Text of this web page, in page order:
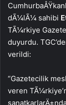
dÃ¼lÃ¼ sahibi
TÃ¼rkiye
duyurdu.
verildi:
“Gazetecilik
veren